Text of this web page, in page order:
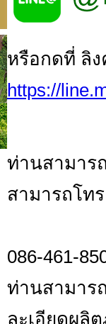
หรือกดที่ ลิง
https://
ท่านสามาร
สามารถโท
086-461-
ท่านสามาร
ละเอียดผลิ